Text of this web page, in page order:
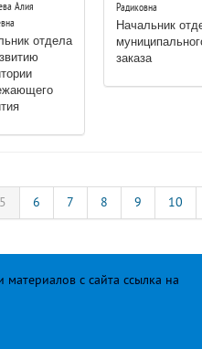
Алия
отдела
Радиковна
Начальник
заказа
5 6 7 8 9 10
с сайта ссылка на